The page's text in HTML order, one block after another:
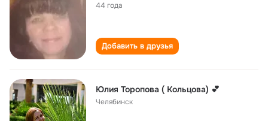
44 года
Добавить в друзья
Юлия Торопова ( Кольцова) 💕
Челябинск